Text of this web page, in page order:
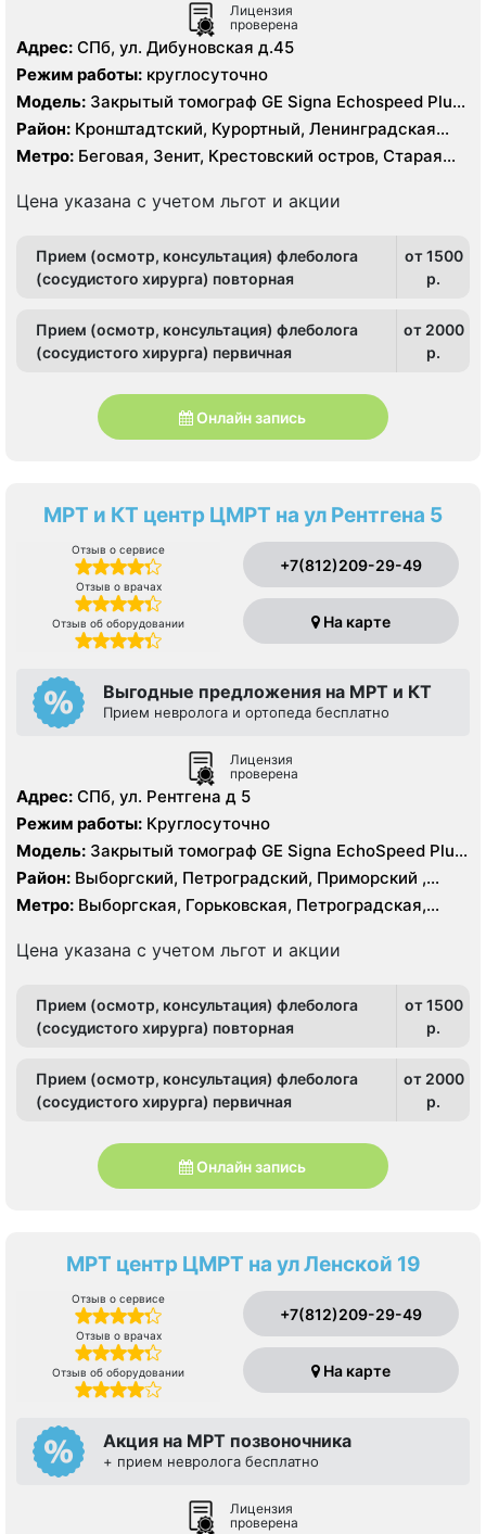
Лицензия
проверена
Адрес: СПб, ул. Дибуновская д.45
Режим работы: круглосуточно
Модель: Закрытый томограф GE Signa Echospeed Plus
1.5 Тесла, УЗИ
Район: Кронштадтский, Курортный, Ленинградская
область, Приморский
Метро: Беговая, Зенит, Крестовский остров, Старая
Цена указана с учетом льгот и акции
Прием (осмотр, консультация) флеболога
(сосудистого хирурга) повторная
от 1500
p.
Прием (осмотр, консультация) флеболога
(сосудистого хирурга) первичная
от 2000
p.
Онлайн запись
МРТ и КТ центр ЦМРТ на ул Рентгена 5
Отзыв о сервисе
Отзыв о врачах
Отзыв об оборудовании
+7(812)209-29-49
На карте
Выгодные предложения на МРТ и КТ
Прием невролога и ортопеда бесплатно
Лицензия
проверена
Адрес: СПб, ул. Рентгена д 5
Режим работы: Круглосуточно
Модель: Закрытый томограф GE Signa EchoSpeed Plus
1.5 Тесла, General Electric 16 срезов, УЗИ
Район: Выборгский, Петроградский, Приморский ,
Центральный
Метро: Выборгская, Горьковская, Петроградская,
Цена указана с учетом льгот и акции
Прием (осмотр, консультация) флеболога
(сосудистого хирурга) повторная
от 1500
p.
Прием (осмотр, консультация) флеболога
(сосудистого хирурга) первичная
от 2000
p.
Онлайн запись
МРТ центр ЦМРТ на ул Ленской 19
Отзыв о сервисе
Отзыв о врачах
Отзыв об оборудовании
+7(812)209-29-49
На карте
Акция на МРТ позвоночника
+ прием невролога бесплатно
Лицензия
проверена